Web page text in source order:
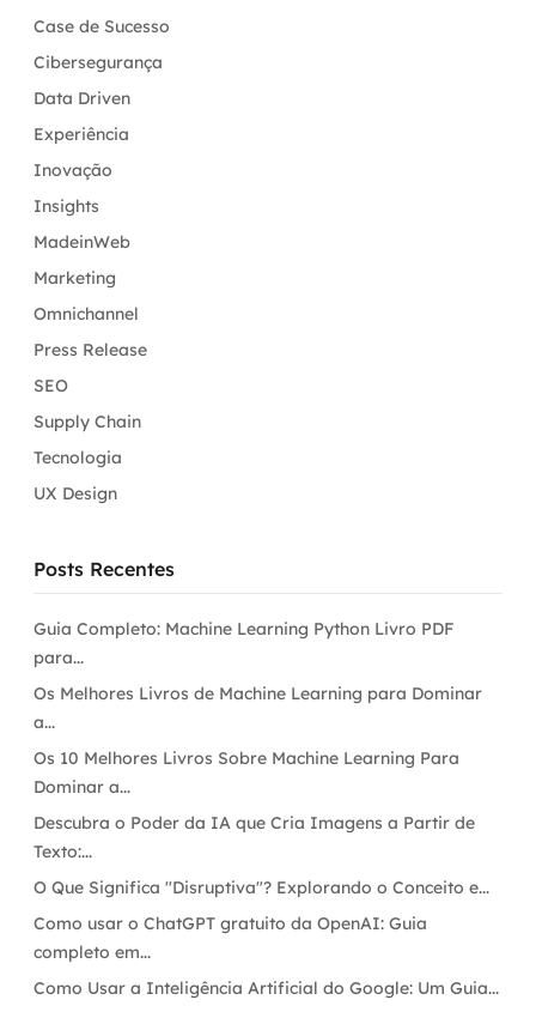
Case de Sucesso
Cibersegurança
Data Driven
Experiência
Inovação
Insights
MadeinWeb
Marketing
Omnichannel
Press Release
SEO
Supply Chain
Tecnologia
UX Design
Posts Recentes
Guia Completo: Machine Learning Python Livro PDF
para...
Os Melhores Livros de Machine Learning para Dominar
a...
Os 10 Melhores Livros Sobre Machine Learning Para
Dominar a...
Descubra o Poder da IA que Cria Imagens a Partir de
Texto:...
O Que Significa "Disruptiva"? Explorando o Conceito e...
Como usar o ChatGPT gratuito da OpenAI: Guia
completo em...
Como Usar a Inteligência Artificial do Google: Um Guia...